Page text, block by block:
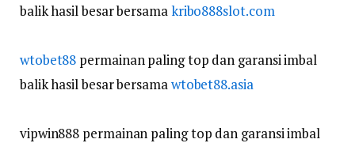
balik hasil besar bersamakribo888slot.com
wtobet88 permainan paling top dan garansi imbal
balik hasil besar bersamawtobet88.asia
vipwin888 permainan paling top dan garansi imbal